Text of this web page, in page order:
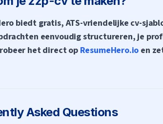
biedt gratis, ATS-vriendelijke cv-
eenvoudig structureren, je
het direct op ResumeHero.io en
Asked Questions